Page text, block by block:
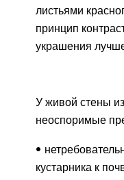
листьями
принцип
украшения
У живой стены
неоспоримые
кустарника к